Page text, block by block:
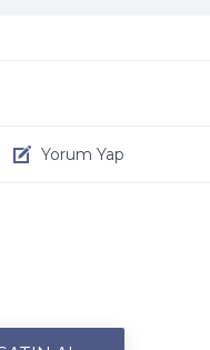
Yorum Yap